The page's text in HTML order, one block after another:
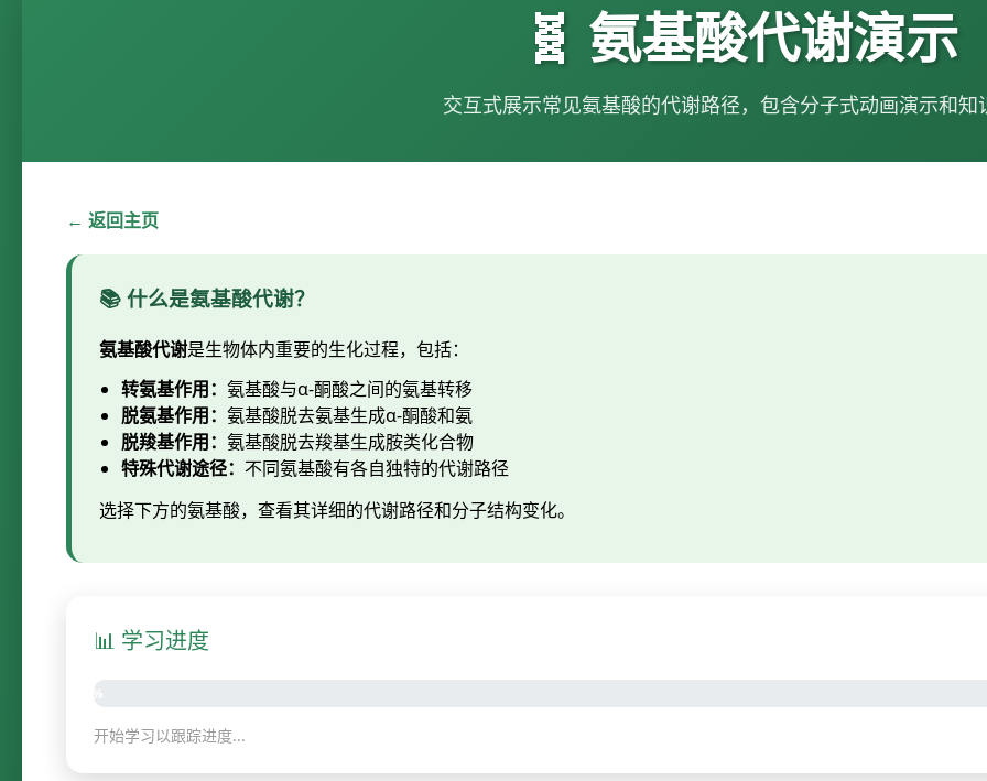
🧬 氨基酸代谢演示
交互式展示常见氨基酸的代谢路径，包含分子式动画演示和知
← 返回主页
📚 什么是氨基酸代谢？
氨基酸代谢是生物体内重要的生化过程，包括：
转氨基作用： 氨基酸与α-酮酸之间的氨基转移
脱氨基作用： 氨基酸脱去氨基生成α-酮酸和氨
脱羧基作用： 氨基酸脱去羧基生成胺类化合物
特殊代谢途径： 不同氨基酸有各自独特的代谢路径
选择下方的氨基酸，查看其详细的代谢路径和分子结构变化。
📊 学习进度
开始学习以跟踪进度...